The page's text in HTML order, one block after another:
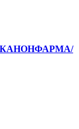
КАНОНФАРМА/